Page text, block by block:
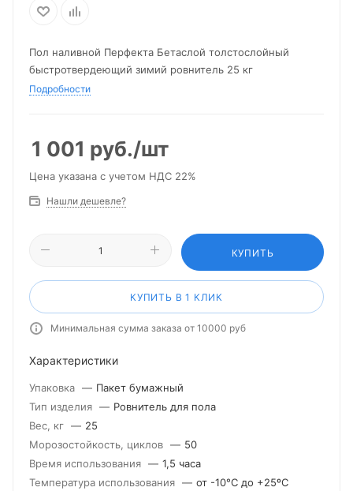
Пол наливной Перфекта Бетаслой толстослойный
быстротвердеющий зимий ровнитель 25 кг
Подробности
1 001 руб./шт
Цена указана с учетом НДС 22%
Нашли дешевле?
КУПИТЬ
КУПИТЬ В 1 КЛИК
Минимальная сумма заказа от 10000 руб
Характеристики
Упаковка — Пакет бумажный
Тип изделия — Ровнитель для пола
Вес, кг — 25
Морозостойкость, циклов — 50
Время использования — 1,5 часа
Температура использования — от -10°С до +25ºС